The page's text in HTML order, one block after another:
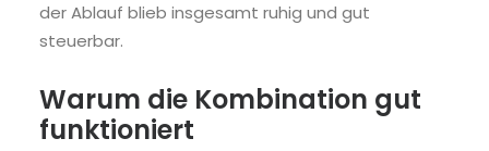
der Ablauf blieb insgesamt ruhig und gut
steuerbar.
Warum die Kombination gut
funktioniert